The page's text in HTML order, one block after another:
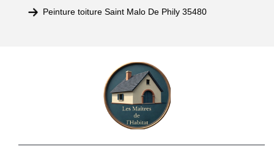
Peinture toiture Saint Malo De Phily 35480